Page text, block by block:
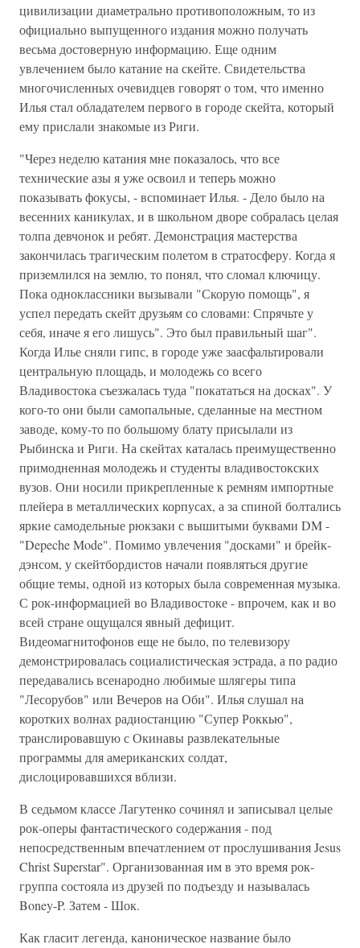
цивилизации диаметрально противоположным, то из
официально выпущенного издания можно получать
весьма достоверную информацию. Еще одним
увлечением было катание на скейте. Свидетельства
многочисленных очевидцев говорят о том, что именно
Илья стал обладателем первого в городе скейта, который
ему прислали знакомые из Риги.
"Через неделю катания мне показалось, что все
технические азы я уже освоил и теперь можно
показывать фокусы, - вспоминает Илья. - Дело было на
весенних каникулах, и в школьном дворе собралась целая
толпа девчонок и ребят. Демонстрация мастерства
закончилась трагическим полетом в стратосферу. Когда я
приземлился на землю, то понял, что сломал ключицу.
Пока одноклассники вызывали "Скорую помощь", я
успел передать скейт друзьям со словами: Спрячьте у
себя, иначе я его лишусь". Это был правильный шаг".
Когда Илье сняли гипс, в городе уже заасфальтировали
центральную площадь, и молодежь со всего
Владивостока съезжалась туда "покататься на досках". У
кого-то они были самопальные, сделанные на местном
заводе, кому-то по большому блату присылали из
Рыбинска и Риги. На скейтах каталась преимущественно
примодненная молодежь и студенты владивостокских
вузов. Они носили прикрепленные к ремням импортные
плейера в металлических корпусах, а за спиной болтались
яркие самодельные рюкзаки с вышитыми буквами DM -
"Depeche Mode". Помимо увлечения "досками" и брейк-
дэнсом, у скейтбордистов начали появляться другие
общие темы, одной из которых была современная музыка.
С рок-информацией во Владивостоке - впрочем, как и во
всей стране ощущался явный дефицит.
Видеомагнитофонов еще не было, по телевизору
демонстрировалась социалистическая эстрада, а по радио
передавались всенародно любимые шлягеры типа
"Лесорубов" или Вечеров на Оби". Илья слушал на
коротких волнах радиостанцию "Супер Роккью",
транслировавшую с Окинавы развлекательные
программы для американских солдат,
дислоцировавшихся вблизи.
В седьмом классе Лагутенко сочинял и записывал целые
рок-оперы фантастического содержания - под
непосредственным впечатлением от прослушивания Jesus
Christ Superstar". Организованная им в это время рок-
группа состояла из друзей по подъезду и называлась
Boney-P. Затем - Шок.
Как гласит легенда, каноническое название было